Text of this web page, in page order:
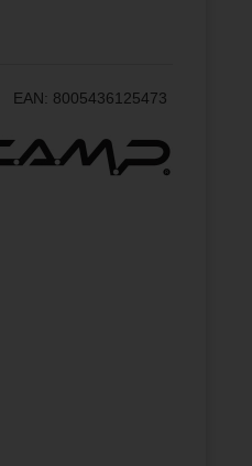
EAN: 8005436125473